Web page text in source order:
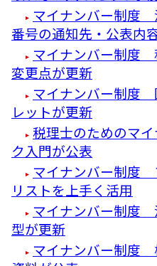
マイナンバー制度
番号の通知先・公表内
マイナンバー制度
変更点が更新
マイナンバー制度
レットが更新
税理士のためのマ
ク入門が公表
マイナンバー制度
リストを上手く活用
マイナンバー制度
型が更新
マイナンバー制度